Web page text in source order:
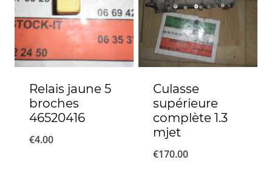
Relais jaune 5
broches
46520416
€4.00
Culasse
supérieure
complète 1.3
mjet
€170.00